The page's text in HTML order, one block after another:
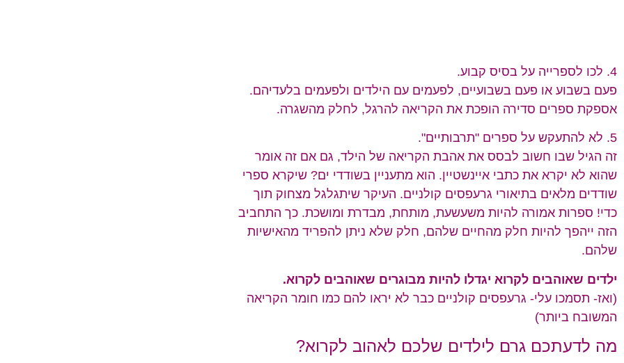
4. לכו לספרייה על בסיס קבוע.
פעם בשבוע או פעם בשבועיים, לפעמים עם הילדים ולפעמים בלעדיהם.
אספקת ספרים סדירה הופכת את הקריאה להרגל, לחלק מהשגרה.
5. לא להתעקש על ספרים "תרבותיים".
זה הגיל שבו חשוב לבסס את אהבת הקריאה של הילד, גם אם זה אומר
שהוא לא יקרא את כתבי איינשטיין. הוא מתעניין בשודדי ים? שיקרא ספרי
שודדים מלאים בתיאורי גרעפסים קולניים. העיקר שיתגלגל מצחוק תוך
כדי! ספרות אמורה להיות משעשעת, מותחת, מבדרת ומושכת. כך התחביב
הזה ייהפך להיות חלק מהחיים שלהם, חלק שלא ניתן להפריד מהאישיות
שלהם.
ילדים שאוהבים לקרוא יגדלו להיות מבוגרים שאוהבים לקרוא.
(ואז- תסמכו עלי- גרעפסים קולניים כבר לא יראו להם כמו חומר הקריאה
המשובח ביותר)
מה לדעתכם גרם לילדים שלכם לאהוב לקרוא?